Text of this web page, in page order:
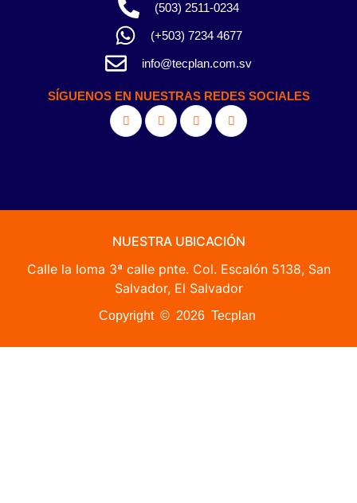
(503) 2511-0234
(+503) 7234 4677
info@tecplan.com.sv
SÍGUENOS EN NUESTRAS REDES SOCIALES
NUESTRA UBICACIÓN
Calle la loma 3ª calle pnte. Col. Escalón 5138, San
Salvador, El Salvador
Copyright © 2026 Tecplan